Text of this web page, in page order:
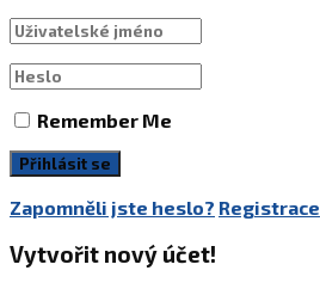
Remember Me
Zapomněli jste heslo? Registrace
Vytvořit nový účet!